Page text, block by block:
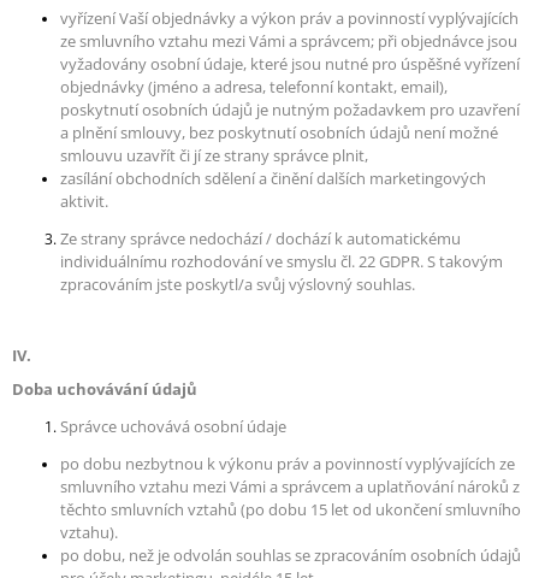
vyřízení Vaší objednávky a výkon práv a povinností vyplývajících
ze smluvního vztahu mezi Vámi a správcem; při objednávce jsou
vyžadovány osobní údaje, které jsou nutné pro úspěšné vyřízení
objednávky (jméno a adresa, telefonní kontakt, email),
poskytnutí osobních údajů je nutným požadavkem pro uzavření
a plnění smlouvy, bez poskytnutí osobních údajů není možné
smlouvu uzavřít či jí ze strany správce plnit,
zasílání obchodních sdělení a činění dalších marketingových
aktivit.
Ze strany správce nedochází / dochází k automatickému
individuálnímu rozhodování ve smyslu čl. 22 GDPR. S takovým
zpracováním jste poskytl/a svůj výslovný souhlas.
IV.
Doba uchovávání údajů
Správce uchovává osobní údaje
po dobu nezbytnou k výkonu práv a povinností vyplývajících ze
smluvního vztahu mezi Vámi a správcem a uplatňování nároků z
těchto smluvních vztahů (po dobu 15 let od ukončení smluvního
vztahu).
po dobu, než je odvolán souhlas se zpracováním osobních údajů